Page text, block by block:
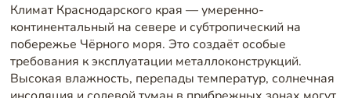
Климат Краснодарского края — умеренно-
континентальный на севере и субтропический на
побережье Чёрного моря. Это создаёт особые
требования к эксплуатации металлоконструкций.
Высокая влажность, перепады температур, солнечная